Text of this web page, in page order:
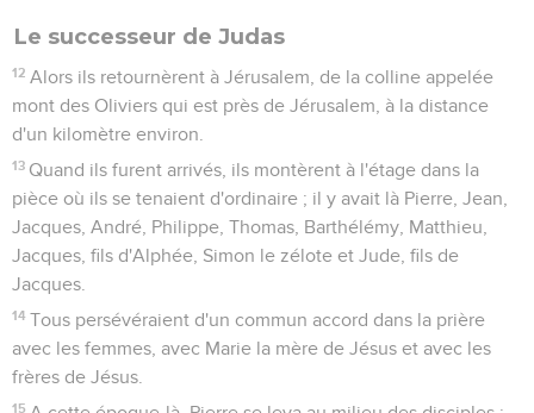
Le successeur de Judas
12 Alors ils retournèrent à Jérusalem, de la colline appelée
mont des Oliviers qui est près de Jérusalem, à la distance
d'un kilomètre environ.
13 Quand ils furent arrivés, ils montèrent à l'étage dans la
pièce où ils se tenaient d'ordinaire ; il y avait là Pierre, Jean,
Jacques, André, Philippe, Thomas, Barthélémy, Matthieu,
Jacques, fils d'Alphée, Simon le zélote et Jude, fils de
Jacques.
14 Tous persévéraient d'un commun accord dans la prière
avec les femmes, avec Marie la mère de Jésus et avec les
frères de Jésus.
15